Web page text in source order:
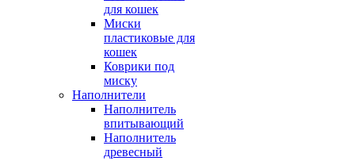
для кошек
Миски
пластиковые для
кошек
Коврики под
миску
Наполнители
Наполнитель
впитывающий
Наполнитель
древесный